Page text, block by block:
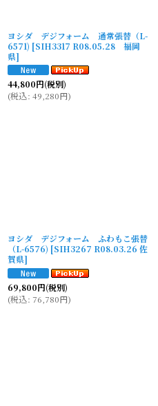
ヨシダ デジフォーム 通常張替（L-
6571) [SIH3317 R08.05.28 福岡
県]
44,800円(税別)
(税込: 49,280円)
ヨシダ デジフォーム ふわもこ張替
（L-6576) [SIH3267 R08.03.26 佐
賀県]
69,800円(税別)
(税込: 76,780円)